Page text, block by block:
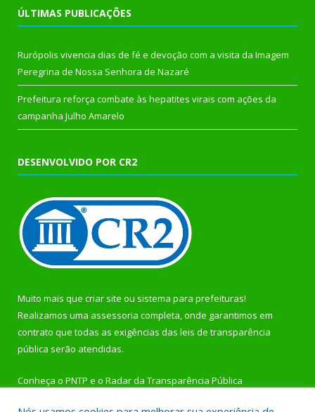
ÚLTIMAS PUBLICAÇÕES
Rurópolis vivencia dias de fé e devoção com a visita da Imagem
Peregrina de Nossa Senhora de Nazaré
Prefeitura reforça combate às hepatites virais com ações da
campanha Julho Amarelo
DESENVOLVIDO POR CR2
Muito mais que criar site ou sistema para prefeituras!
Realizamos uma assessoria completa, onde garantimos em
contrato que todas as exigências das leis de transparência
pública serão atendidas.
Conheça o PNTP e o Radar da Transparência Pública